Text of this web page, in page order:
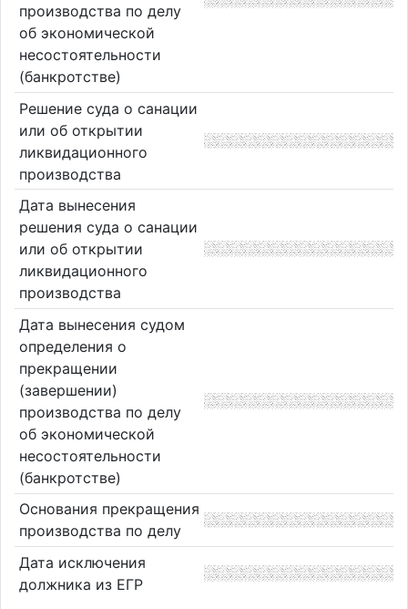
производства по делу
об экономической
несостоятельности
(банкротстве)
Решение суда о санации
или об открытии
ликвидационного
производства
Дата вынесения
решения суда о санации
или об открытии
ликвидационного
производства
Дата вынесения судом
определения о
прекращении
(завершении)
производства по делу
об экономической
несостоятельности
(банкротстве)
Основания прекращения
производства по делу
Дата исключения
должника из ЕГР